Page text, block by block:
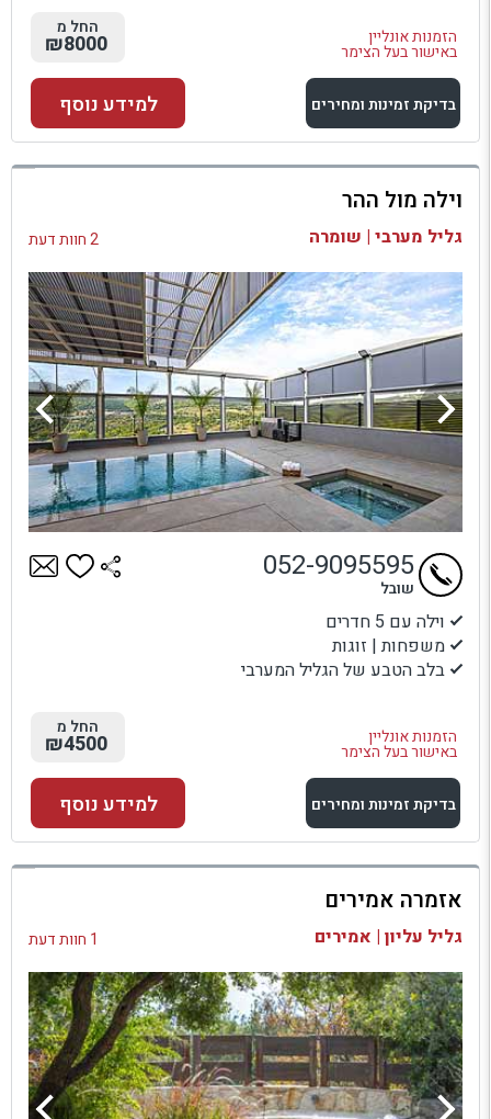
הזמנות אונליין
באישור בעל הצימר
החל מ
₪8000
בדיקת זמינות ומחירים
למתחם זה
בדיקת זמינות ומחירים
למידע נוסף
וילה מול ההר
גליל מערבי | שומרה 2 חוות דעת
וילה עם 5 חדרים
משפחות | זוגות
בלב הטבע של הגליל המערבי
הזמנות אונליין
באישור בעל הצימר
052-9095595
שובל
החל מ
₪4500
בדיקת זמינות ומחירים
למתחם זה
בדיקת זמינות ומחירים
למידע נוסף
אזמרה אמירים
גליל עליון | אמירים 1 חוות דעת